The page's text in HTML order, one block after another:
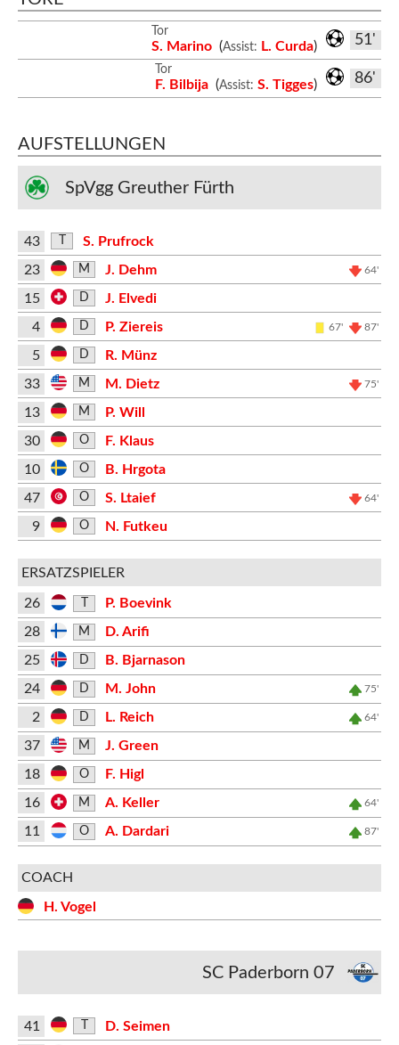
51'
Tor
S. Marino (Assist: L. Curda)
86'
Tor
F. Bilbija (Assist: S. Tigges)
AUFSTELLUNGEN
SpVgg Greuther Fürth
43
S. Prufrock
23
M J. Dehm 64'
15 D
J. Elvedi
4
D P. Ziereis 67' 87'
5 D
R. Münz
33
M M. Dietz 75'
13 M
P. Will
30
O
F. Klaus
10
O
B. Hrgota
47
O S. Ltaief 64'
9 O N. Futkeu
ERSATZSPIELER
26
P. Boevink
28
M
D. Arifi
25
D
B. Bjarnason
24
D M. John 75'
2 D L. Reich 64'
37 M
J. Green
18
O
F. Higl
16
M A. Keller 64'
11 O A. Dardari 87'
COACH
H. Vogel
SC Paderborn 07
41
D. Seimen